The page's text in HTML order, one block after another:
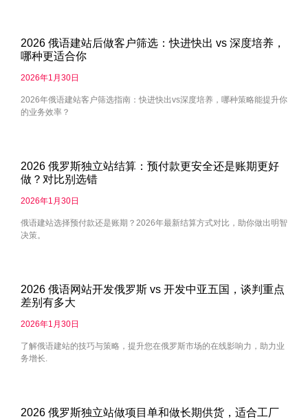
2026 俄语建站后做客户筛选：快进快出 vs 深度培养，
哪种更适合你
2026年1月30日
2026年俄语建站客户筛选指南：快进快出vs深度培养，哪种策略能提升你
的业务效率？
2026 俄罗斯独立站结算：预付款更安全还是账期更好
做？对比别选错
2026年1月30日
俄语建站选择预付款还是账期？2026年最新结算方式对比，助你做出明智
决策。
2026 俄语网站开发俄罗斯 vs 开发中亚五国，谈判重点
差别有多大
2026年1月30日
了解俄语建站的技巧与策略，提升您在俄罗斯市场的在线影响力，助力业
务增长.
2026 俄罗斯独立站做项目单和做长期供货，适合工厂